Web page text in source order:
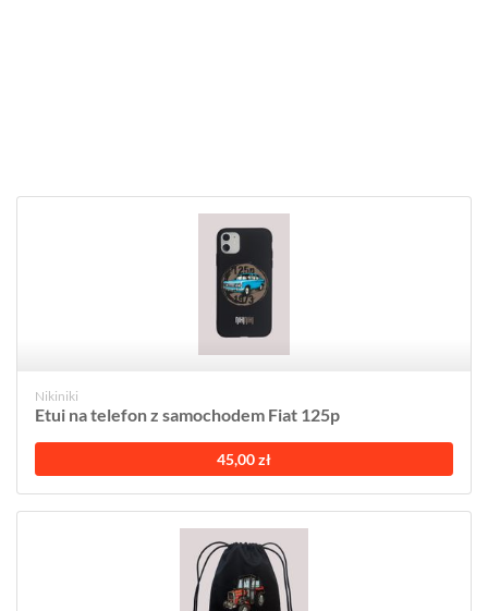
Nikiniki
Etui na telefon z samochodem Fiat 125p
45,00 zł